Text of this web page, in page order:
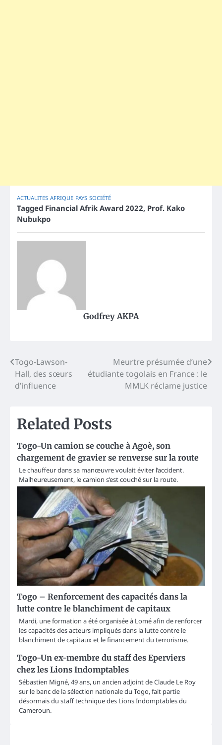
ACTUALITES AFRIQUE PAYS SOCIÉTÉ
Tagged Financial Afrik Award 2022, Prof. Kako
Nubukpo
Godfrey AKPA
Post
navigation
Togo-Lawson-
Hall, des sœurs
d’influence
Meurtre présumée d’une
étudiante togolais en France : le
MMLK réclame justice
Related Posts
Togo-Un camion se couche à Agoè, son
chargement de gravier se renverse sur la route
Le chauffeur dans sa manœuvre voulait éviter l’accident.
Malheureusement, le camion s’est couché sur la route.
Togo – Renforcement des capacités dans la
lutte contre le blanchiment de capitaux
Mardi, une formation a été organisée à Lomé afin de renforcer
les capacités des acteurs impliqués dans la lutte contre le
blanchiment de capitaux et le financement du terrorisme.
Togo-Un ex-membre du staff des Eperviers
chez les Lions Indomptables
Sébastien Migné, 49 ans, un ancien adjoint de Claude Le Roy
sur le banc de la sélection nationale du Togo, fait partie
désormais du staff technique des Lions Indomptables du
Cameroun.